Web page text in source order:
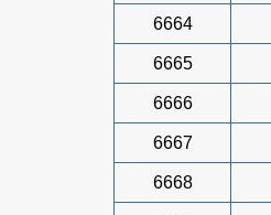
6664
6665
6666
6667
6668